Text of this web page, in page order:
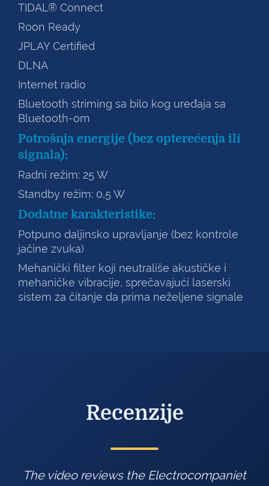
TIDAL® Connect
Roon Ready
JPLAY Certified
DLNA
Internet radio
Bluetooth striming sa bilo kog uređaja sa
Bluetooth-om
Potrošnja energije (bez opterećenja ili
signala):
Radni režim: 25 W
Standby režim: 0,5 W
Dodatne karakteristike:
Potpuno daljinsko upravljanje (bez kontrole
jačine zvuka)
Mehanički filter koji neutrališe akustičke i
mehaničke vibracije, sprečavajući laserski
sistem za čitanje da prima neželjene signale
Recenzije
The captivating streamer impresses with